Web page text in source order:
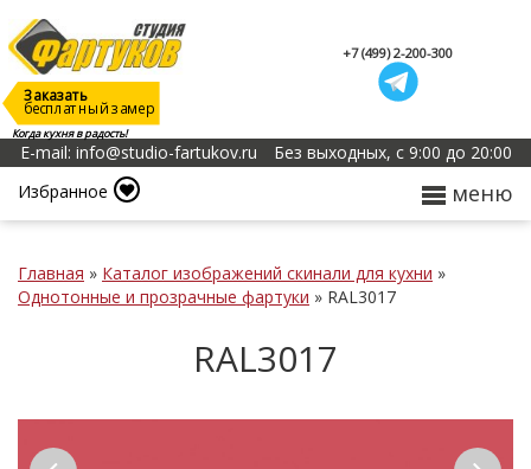
Когда кухня в радость!
Заказать
бесплатный замер
+7 (499) 2-200-300
E-mail: info@studio-fartukov.ru
Без выходных, с 9:00 до 20:00
Избранное
меню
Главная » Каталог изображений скинали для кухни »
Однотонные и прозрачные фартуки » RAL3017
RAL3017